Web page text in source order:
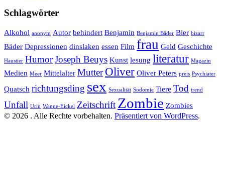
Schlagwörter
Alkohol anonym Autor behindert Benjamin Benjamin Bäder Bier bizarr
Bäder Depressionen dinslaken essen Film frau Geld Geschichte
Haustier HumorJoseph Beuys Kunst lesung literatur Magazin
Medien Meer Mittelalter Mutter Oliver Oliver Peters preis Psychiater
Quatsch richtungsding sex Sexualität Sodomie Tiere Tod trend
Unfall Urin Wanne-Eickel Zeitschrift Zombie Zombies
© 2026 . Alle Rechte vorbehalten. Präsentiert von WordPress.